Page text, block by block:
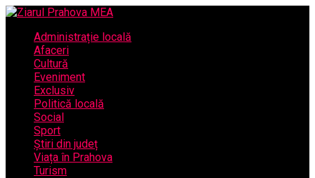
Administrație locală
Afaceri
Cultură
Eveniment
Exclusiv
Politică locală
Social
Sport
Știri din județ
Viața în Prahova
Turism